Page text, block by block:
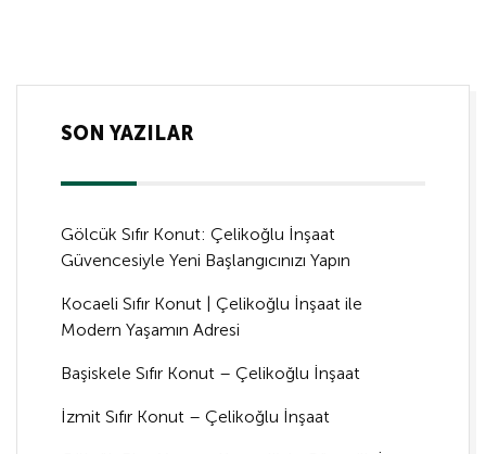
SON YAZILAR
Gölcük Sıfır Konut: Çelikoğlu İnşaat
Güvencesiyle Yeni Başlangıcınızı Yapın
Kocaeli Sıfır Konut | Çelikoğlu İnşaat ile
Modern Yaşamın Adresi
Başiskele Sıfır Konut – Çelikoğlu İnşaat
İzmit Sıfır Konut – Çelikoğlu İnşaat